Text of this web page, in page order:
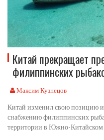
Китай прекращает
филиппинских
Максим Кузнецов
Китай изменил свою позицию и
снабжению филиппинских
территории в Южно-Китайском